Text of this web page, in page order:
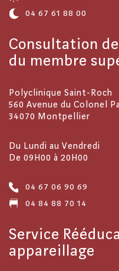
04 67 61 88 00
Consultation
du membre
Polyclinique Saint-Roch
560 Avenue du Colonel
34070 Montpellier
Du Lundi au Vendredi
De 09H00 à 20H00
04 67 06 90 69
04 84 88 70 14
Service
appareillage